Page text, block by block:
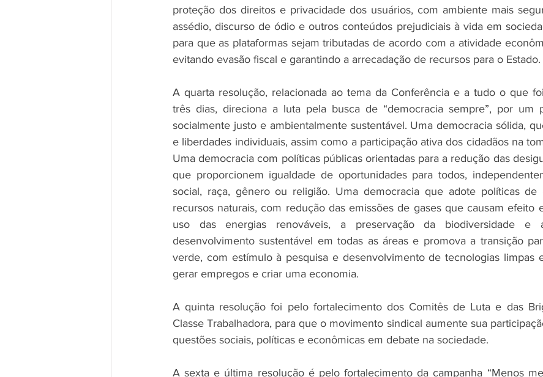
proteção dos direitos e privacidade dos usuários, com ambiente mais
assédio, discurso de ódio e outros conteúdos prejudiciais à vida em
para que as plataformas sejam tributadas de acordo com a atividade
evitando evasão fiscal e garantindo a arrecadação de recursos para o Estado.
A quarta resolução, relacionada ao tema da Conferência e a tudo o que
três dias, direciona a luta pela busca de “democracia sempre”, por um
socialmente justo e ambientalmente sustentável. Uma democracia sólida,
e liberdades individuais, assim como a participação ativa dos cidadãos na
Uma democracia com políticas públicas orientadas para a redução das
que proporcionem igualdade de oportunidades para todos,
social, raça, gênero ou religião. Uma democracia que adote políticas de
recursos naturais, com redução das emissões de gases que causam efeito
uso das energias renováveis, a preservação da biodiversidade e
desenvolvimento sustentável em todas as áreas e promova a transição
verde, com estímulo à pesquisa e desenvolvimento de tecnologias limpas
gerar empregos e criar uma economia.
A quinta resolução foi pelo fortalecimento dos Comitês de Luta e das
Classe Trabalhadora, para que o movimento sindical aumente sua
questões sociais, políticas e econômicas em debate na sociedade.
A sexta e última resolução é pelo fortalecimento da campanha “Menos